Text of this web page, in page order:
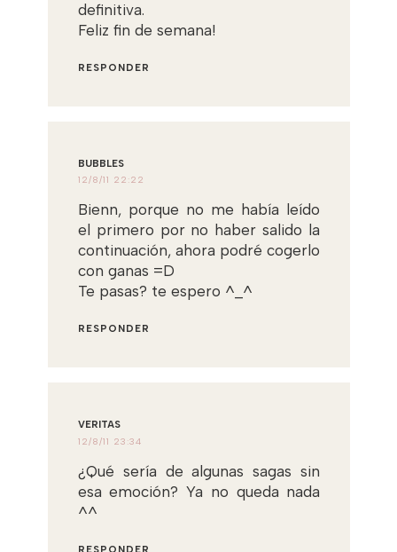
definitiva.
Feliz fin de semana!
RESPONDER
BUBBLES
12/8/11 22:22
Bienn, porque no me había leído
el primero por no haber salido la
continuación, ahora podré cogerlo
con ganas =D
Te pasas? te espero ^_^
RESPONDER
VERITAS
12/8/11 23:34
¿Qué sería de algunas sagas sin
esa emoción? Ya no queda nada
^^
RESPONDER